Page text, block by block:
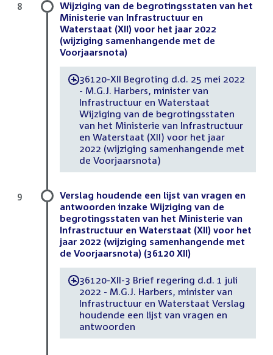
Wijziging van de begrotingsstaten van het
Ministerie van Infrastructuur en
Waterstaat (XII) voor het jaar 2022
(wijziging samenhangende met de
Voorjaarsnota)
-36120-XII Begroting d.d. 25 mei 2022
- M.G.J. Harbers, minister van
Infrastructuur en Waterstaat
Wijziging van de begrotingsstaten
van het Ministerie van Infrastructuur
en Waterstaat (XII) voor het jaar
2022 (wijziging samenhangende met
de Voorjaarsnota)
8
Verslag houdende een lijst van vragen en
antwoorden inzake Wijziging van de
begrotingsstaten van het Ministerie van
Infrastructuur en Waterstaat (XII) voor het
jaar 2022 (wijziging samenhangende met
de Voorjaarsnota) (36120 XII)
-36120-XII-3 Brief regering d.d. 1 juli
2022 - M.G.J. Harbers, minister van
Infrastructuur en Waterstaat Verslag
houdende een lijst van vragen en
antwoorden
9